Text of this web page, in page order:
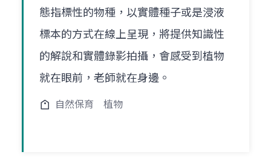
態指標性的物種，以實體種子或是浸液
標本的方式在線上呈現，將提供知識性
的解說和實體錄影拍攝，會感受到植物
就在眼前，老師就在身邊。
自然保育 植物